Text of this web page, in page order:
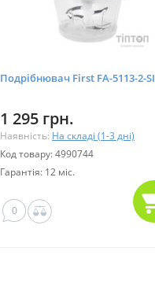
Подрібнювач First FA-5113-2-SI
1 295 грн.
Наявність: На складі (1-3 дні)
Код товару: 4990744
Гарантія: 12 міс.
0